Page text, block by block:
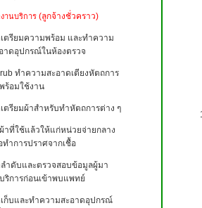
านบริการ (ลูกจ้างชั่วคราว)
ตรียมความพร้อม และทำความ
าดอุปกรณ์ในห้องตรวจ
ทำความสะอาดเตียงหัตถการ
ร้อมใช้งาน
ตรียมผ้าสำหรับทำหัตถการต่าง ๆ
าที่ใช้แล้วให้แก่หน่วยจ่ายกลาง
ทำการปราศจากเชื้อ
ำดับและตรวจสอบข้อมูลผู้มา
ริการก่อนเข้าพบแพทย์
ก็บและทำความสะอาดอุปกรณ์